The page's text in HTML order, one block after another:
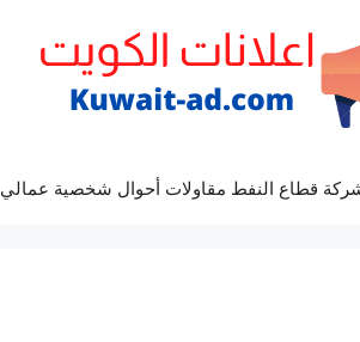
قطاع النفط مقاولات أحوال شخصية عمالي